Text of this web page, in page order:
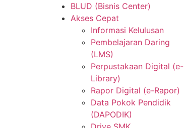
BLUD (Bisnis Center)
Akses Cepat
Informasi Kelulusan
Pembelajaran Daring
(LMS)
Perpustakaan Digital (e-
Library)
Rapor Digital (e-Rapor)
Data Pokok Pendidik
(DAPODIK)